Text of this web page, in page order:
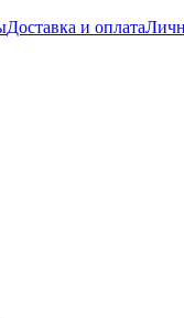
Доставка и оплата